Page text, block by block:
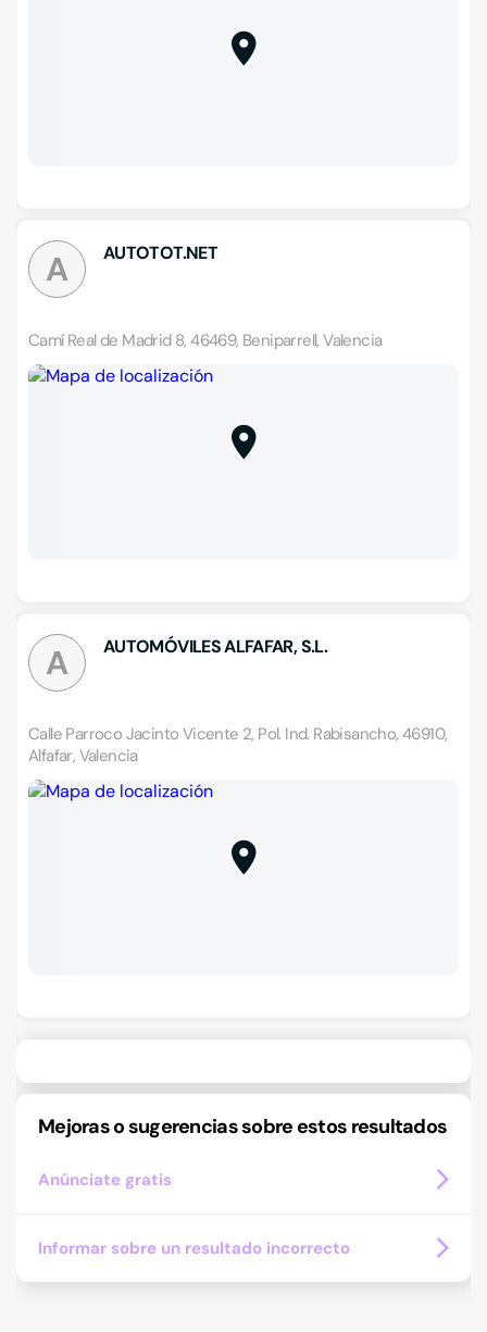
A AUTOTOT.NET
Camí Real de Madrid 8, 46469, Beniparrell, Valencia
A AUTOMÓVILES ALFAFAR, S.L.
Calle Parroco Jacinto Vicente 2, Pol. Ind. Rabisancho, 46910,
Alfafar, Valencia
Mejoras o sugerencias sobre estos resultados
Anúnciate gratis
Informar sobre un resultado incorrecto